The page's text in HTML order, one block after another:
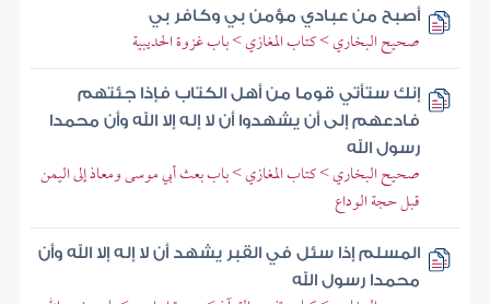
أصبح من عبادي مؤمن بي وكافر بي
صحيح البخاري > كتاب المغازي > باب غزوة الحديبية
إنك ستأتي قوما من أهل الكتاب فإذا جئتهم
فادعهم إلى أن يشهدوا أن لا إله إلا الله وأن محمدا
رسول الله
صحيح البخاري > كتاب المغازي > باب بعث أبي موسى ومعاذ إلى اليمن
قبل حجة الوداع
المسلم إذا سئل في القبر يشهد أن لا إله إلا الله وأن
محمدا رسول الله